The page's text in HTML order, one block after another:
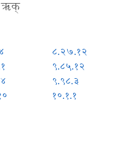
ऋक्
८.२७.१२
९.८५.१२
९.९८.३
१०.१.१